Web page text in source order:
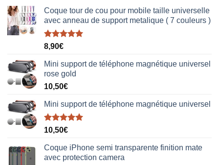
Coque tour de cou pour mobile taille universelle
avec anneau de support metalique ( 7 couleurs )
Note5.00
8,90€
Mini support de téléphone magnétique universel
rose gold
10,50€
Mini support de téléphone magnétique universel
Note5.00
10,50€
Coque iPhone semi transparente finition mate
avec protection camera